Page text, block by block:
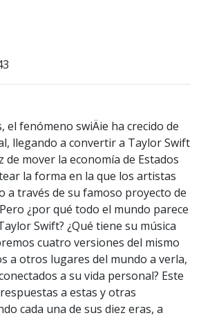
el fenómeno swiÄie ha crecido de
llegando a convertir a Taylor Swift
de mover la economía de Estados
la forma en la que los artistas
a través de su famoso proyecto de
¿por qué todo el mundo parece
Swift? ¿Qué tiene su música
cuatro versiones del mismo
a otros lugares del mundo a verla,
a su vida personal? Este
a estas y otras
cada una de sus diez eras, a